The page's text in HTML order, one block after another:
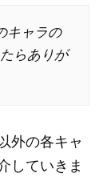
キャラの
らありが
外の各キャ
していきま